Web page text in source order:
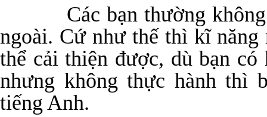
Các bạn thường không
ngoài. Cứ như thế thì kĩ
thể cải thiện được, dù bạn
nhưng không thực hành thì
tiếng Anh.